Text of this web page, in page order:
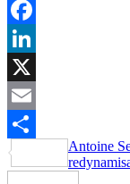
WhatsApp
Facebook
LinkedIn
X
Email
Partager
Antoine